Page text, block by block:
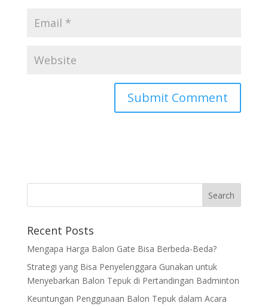
Recent Posts
Mengapa Harga Balon Gate Bisa Berbeda-Beda?
Strategi yang Bisa Penyelenggara Gunakan untuk
Menyebarkan Balon Tepuk di Pertandingan Badminton
Keuntungan Penggunaan Balon Tepuk dalam Acara